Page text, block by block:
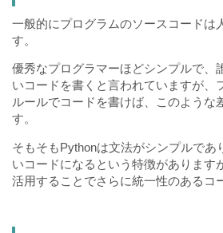
一般的にプログラムのソースコードは
す。
優秀なプログラマーほどシンプルで、
いコードを書くと言われていますが、
ルールでコードを書けば、このような
す。
そもそもPythonは文法がシンプルであ
いコードになるという特徴があります
活用することでさらに統一性のあるコ